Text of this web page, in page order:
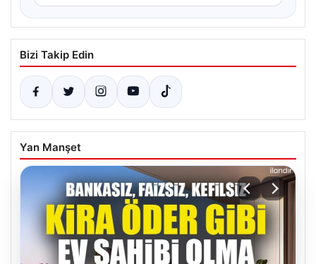
Bizi Takip Edin
Yan Manşet